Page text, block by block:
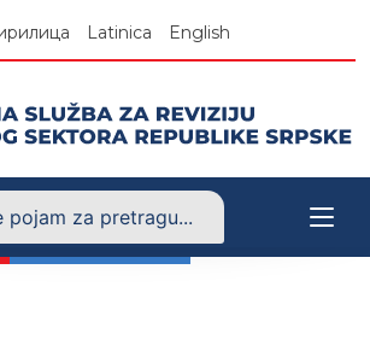
Latinica English